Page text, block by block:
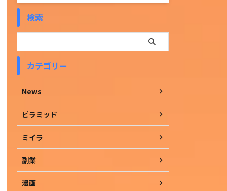
検索
カテゴリー
News
ピラミッド
ミイラ
副業
漫画